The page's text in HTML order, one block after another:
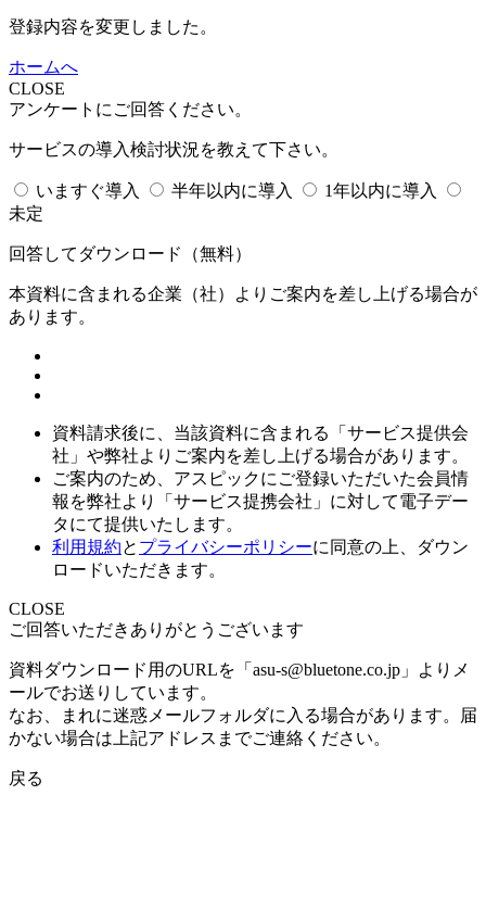
登録内容を変更しました。
ホームへ
CLOSE
アンケートにご回答ください。
サービスの導入検討状況を教えて下さい。
いますぐ導入 半年以内に導入
1年以内に導入
未定
回答してダウンロード （無料）
本資料に含まれる企業（社）よりご案内を差し上げる場合が
あります。
資料請求後に、当該資料に含まれる「サービス提供会
社」や弊社よりご案内を差し上げる場合があります。
ご案内のため、アスピックにご登録いただいた会員情
報を弊社より「サービス提携会社」に対して電子デー
タにて提供いたします。
利用規約と プライバシーポリシーに同意の上、ダウン
ロードいただきます。
CLOSE
ご回答いただきありがとうございます
資料ダウンロード用のURLを「asu-s@bluetone.co.jp」よりメ
ールでお送りしています。
なお、まれに迷惑メールフォルダに入る場合があります。届
かない場合は上記アドレスまでご連絡ください。
戻る